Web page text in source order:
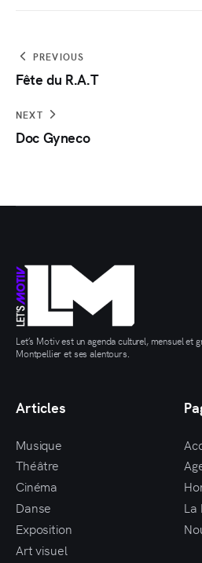
PREVIOUS
Fête du R.A.T
NEXT
Doc Gyneco
Let’s Motiv est un agenda culturel, mensuel et
Montpellier et ses alentours.
Articles
Musique
Théâtre
Cinéma
Danse
Exposition
Art visuel
La